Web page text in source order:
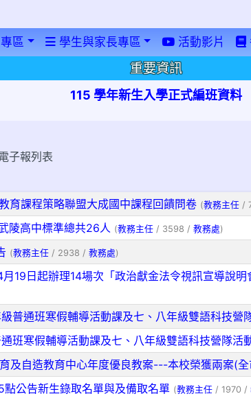
區 學生與家長專區 活動影片
重要資訊
115 學年新生入學正式編班資料
子報列表
育課程策略聯盟大成國中課程回饋問卷 (教務主任/
陵高中標準總共26人 (教務主任/ 3598 / 教務處)
(教務主任/ 2938 / 教務處)
月19日起辦理14場次「政治獻金法令視訊宣導說
普通班寒假輔導活動課及七、八年級雙語科技營
班寒假輔導活動課及七、八年級雙語科技營隊活
及自造教育中心年度優良教案---本校榮獲兩案(全
公告新生錄取名單與及備取名單 (教務主任/ 1970 /